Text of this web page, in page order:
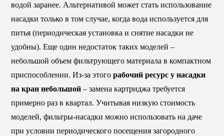
водой заранее. Альтернативой может стать использование
насадки только в том случае, когда вода используется для
питья (периодическая установка и снятие насадки не
удобны). Еще один недостаток таких моделей –
небольшой объем фильтрующего материала в компактном
приспособлении. Из-за этого рабочий ресурс у насадки
на кран небольшой – замена картриджа требуется
примерно раз в квартал. Учитывая низкую стоимость
моделей, фильтры-насадки можно использовать на даче
при условии периодического посещения загородного